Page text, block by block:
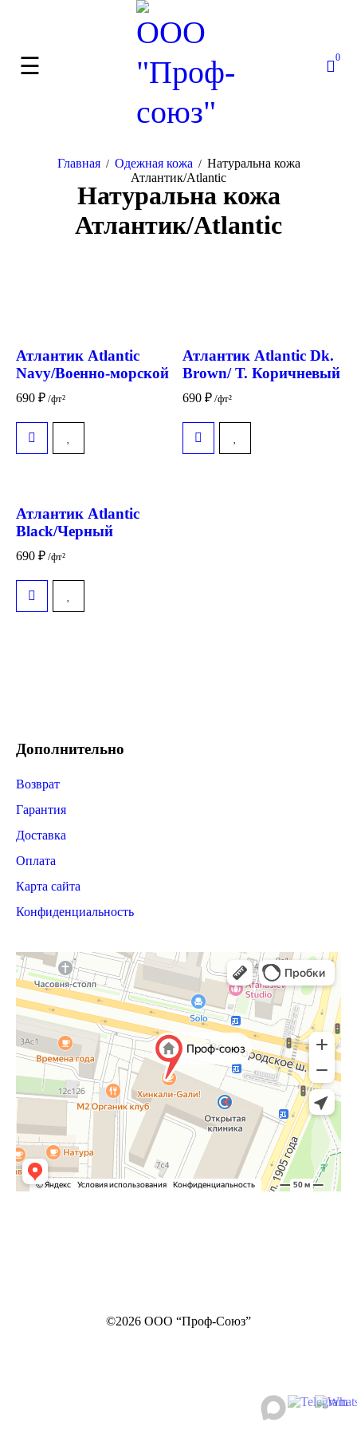
0
Главная / Одежная кожа / Натуральна кожа
Атлантик/Atlantic
Натуральна кожа
Атлантик/Atlantic
Атлантик Atlantic
Navy/Военно-морской
690 ₽ /фт²
Атлантик Atlantic Dk.
Brown/ Т. Коричневый
690 ₽ /фт²
Атлантик Atlantic
Black/Черный
690 ₽ /фт²
Дополнительно
Возврат
Гарантия
Доставка
Оплата
Карта сайта
Конфиденциальность
©2026 ООО “Проф-Союз”